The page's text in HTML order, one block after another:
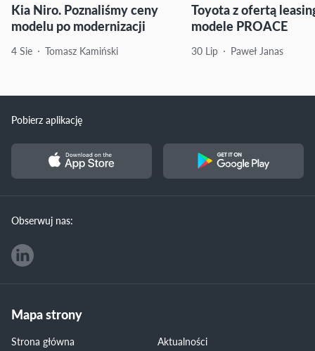
Kia Niro. Poznaliśmy ceny
modelu po modernizacji
4 Sie Tomasz Kamiński
Toyota z ofertą
modele PROACE
30 Lip Paweł Janas
Pobierz aplikację
Obserwuj nas:
Mapa strony
Strona główna Aktualności